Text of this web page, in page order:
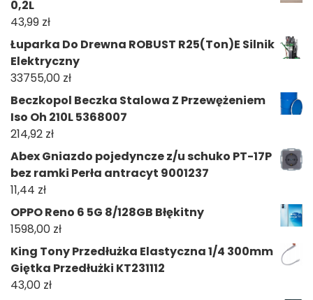
0,2L
43,99 zł
Łuparka Do Drewna ROBUST R25(Ton)E Silnik
Elektryczny
33755,00 zł
Beczkopol Beczka Stalowa Z Przewężeniem
Iso Oh 210L 5368007
214,92 zł
Abex Gniazdo pojedyncze z/u schuko PT-17P
bez ramki Perła antracyt 9001237
11,44 zł
OPPO Reno 6 5G 8/128GB Błękitny
1598,00 zł
King Tony Przedłużka Elastyczna 1/4 300mm
Giętka Przedłużki KT231112
43,00 zł